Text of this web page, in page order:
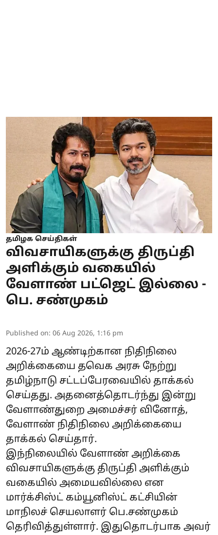
தமிழக செய்திகள்
விவசாயிகளுக்கு திருப்தி
அளிக்கும் வகையில்
வேளாண் பட்ஜெட் இல்லை -
பெ. சண்முகம்
Published on: 06 Aug 2026, 1:16 pm
2026-27ம் ஆண்டிற்கான நிதிநிலை
அறிக்கையை தவெக அரசு நேற்று
தமிழ்நாடு சட்டப்பேரவையில் தாக்கல்
செய்தது. அதனைத்தொடர்ந்து இன்று
வேளாண்துறை அமைச்சர் வினோத்,
வேளாண் நிதிநிலை அறிக்கையை
தாக்கல் செய்தார்.
இந்நிலையில் வேளாண் அறிக்கை
விவசாயிகளுக்கு திருப்தி அளிக்கும்
வகையில் அமையவில்லை என
மார்க்சிஸ்ட் கம்யூனிஸ்ட் கட்சியின்
மாநிலச் செயலாளர் பெ.சண்முகம்
தெரிவித்துள்ளார். இதுதொடர்பாக அவர்